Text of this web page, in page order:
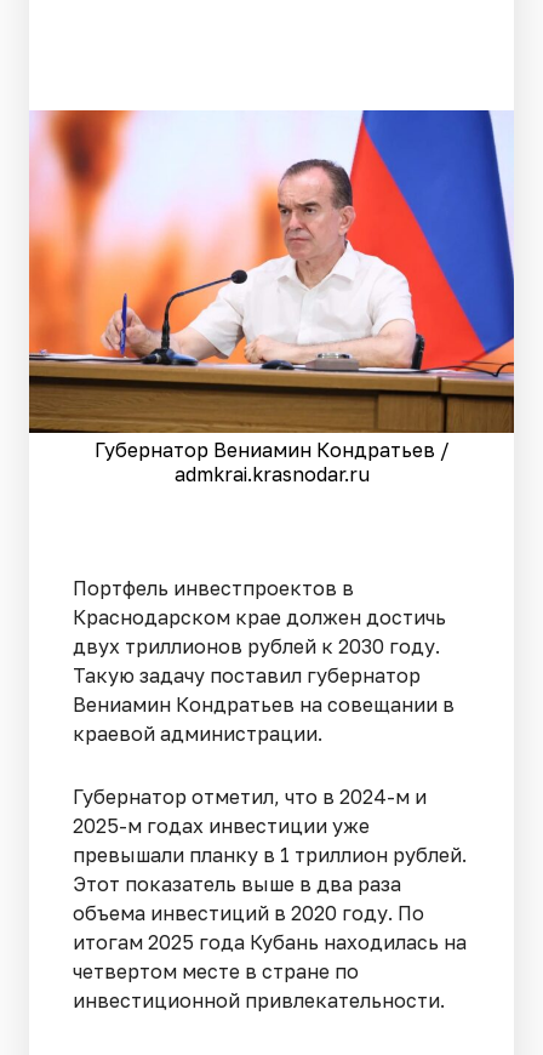
Губернатор Вениамин Кондратьев /
admkrai.krasnodar.ru
Портфель инвестпроектов в
Краснодарском крае должен достичь
двух триллионов рублей к 2030 году.
Такую задачу поставил губернатор
Вениамин Кондратьев на совещании в
краевой администрации.
Губернатор отметил, что в 2024-м и
2025-м годах инвестиции уже
превышали планку в 1 триллион рублей.
Этот показатель выше в два раза
объема инвестиций в 2020 году. По
итогам 2025 года Кубань находилась на
четвертом месте в стране по
инвестиционной привлекательности.